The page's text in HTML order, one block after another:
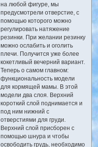
на любой фигуре, мы
предусмотрели отверстие, с
помощью которого можно
регулировать натяжение
резинки. При желании резинку
можно ослабить и оголить
плечи. Получится уже более
кокетливый вечерний вариант.
Теперь о самом главном:
функциональность модели
для кормящей мамы. В этой
модели два слоя. Верхний
короткий слой поднимается и
под ним нижний с
отверстиями для груди.
Верхний слой присборен с
помощью шнура и чтобы
освободить грудь, необходимо